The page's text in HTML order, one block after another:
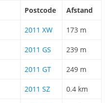
Postcode Afstand
2011 XW 173 m
2011 GS 239 m
2011 GT 249 m
2011 SZ 0.4 km